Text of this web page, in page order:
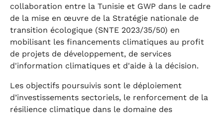
collaboration entre la Tunisie et GWP dans le cadre
de la mise en œuvre de la Stratégie nationale de
transition écologique (SNTE 2023/35/50) en
mobilisant les financements climatiques au profit
de projets de développement, de services
d'information climatiques et d'aide à la décision.
Les objectifs poursuivis sont le déploiement
d’investissements sectoriels, le renforcement de la
résilience climatique dans le domaine des